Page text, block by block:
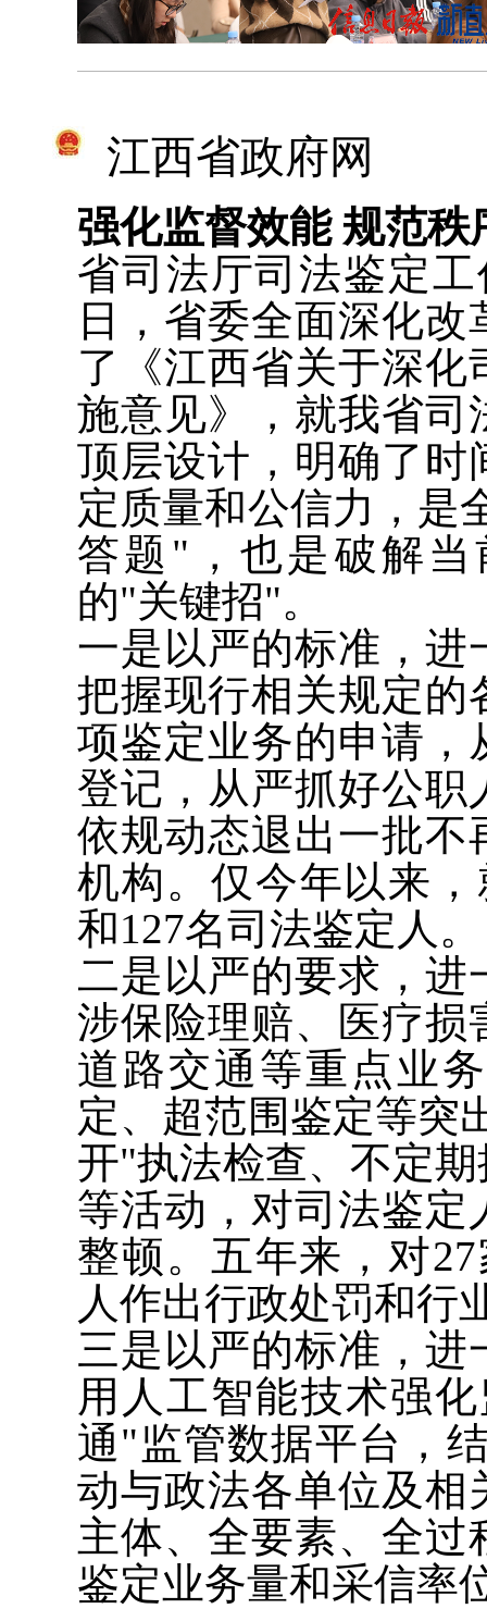
江西省政府网
强化监督效能 规范秩
省司法厅司法鉴定
日，省委全面深化
了《江西省关于深
施意见》，就我省司
顶层设计，明确了时
定质量和公信力，是
答题"，也是破解
的"关键招"。
一是以严的标准，进
把握现行相关规定的
项鉴定业务的申请，
登记，从严抓好公职
依规动态退出一批不
机构。仅今年以来
和127名司法鉴定人。
二是以严的要求，进
涉保险理赔、医疗损
道路交通等重点业
定、超范围鉴定等突
开"执法检查、不定
等活动，对司法鉴定
整顿。五年来，对
人作出行政处罚和行
三是以严的标准，
用人工智能技术强
通"监管数据平台，
动与政法各单位及相
主体、全要素、全
鉴定业务量和采信率